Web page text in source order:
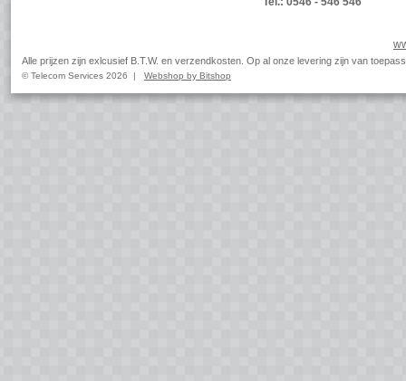
Alle prijzen zijn exlcusief B.T.W. en verzendkosten. Op al onze levering zijn van
© Telecom Services 2026 | Webshop by Bitshop